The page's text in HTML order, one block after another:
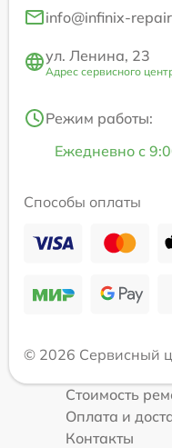
info@infinix-
ул. Ленина, 23
Адрес сервисного
Режим работы:
Ежедневно с
Способы оплаты
© 2026 Сервисный
Стоимость
Оплата и
Контакты